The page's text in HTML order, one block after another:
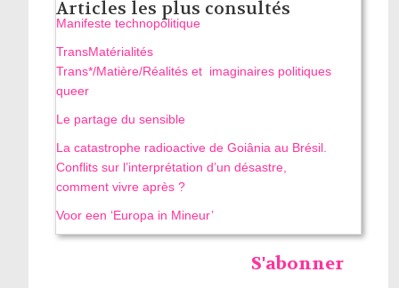
Articles les plus consultés
Manifeste technopolitique
TransMatérialités
Trans*/Matière/Réalités et imaginaires politiques
queer
Le partage du sensible
La catastrophe radioactive de Goiânia au Brésil.
Conflits sur l’interprétation d’un désastre,
comment vivre après ?
Voor een ‘Europa in Mineur’
S'abonner